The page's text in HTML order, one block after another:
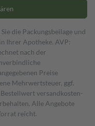
die Packungsbeilage und
Ihrer Apotheke. AVP:
nach der
Preise
Mehrwertsteuer, ggf.
Bestell­wert versand­kosten­
Alle Angebote
reicht.